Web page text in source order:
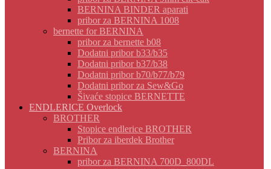
BERNINA BINDER aparati
pribor za BERNINA 1008
bernette for BERNINA
pribor za bernette b08
Dodatni pribor b33/b35
Dodatni pribor b37/b38
Dodatni pribor b70/b77/b79
Dodatni pribor za Sew&Go
Šivaće stopice BERNETTE
ENDLERICE Overlock
BROTHER
Stopice endlerice BROTHER
Pribor za iberdek Brother
BERNINA
pribor za BERNINA 700D_800DL